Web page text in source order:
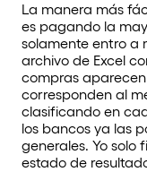
La manera más
es pagando la
solamente entro a
archivo de Excel
compras
corresponden al
clasificando en
los bancos ya las
generales. Yo solo
estado de